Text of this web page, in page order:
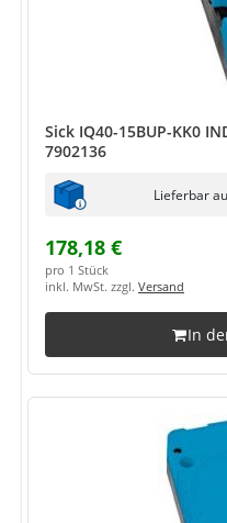
Sick IQ40-15BUP-KK0
7902136
Lieferbar
178,18 €
pro 1 Stück
inkl. MwSt. zzgl. Versand
In